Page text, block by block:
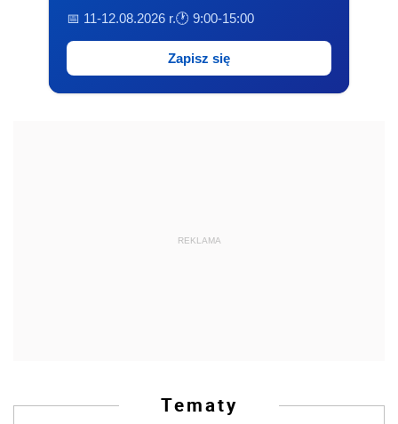
📅 11-12.08.2026 r.🕐 9:00-15:00
Zapisz się
REKLAMA
Tematy